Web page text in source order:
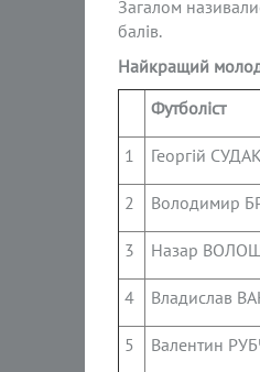
Загалом
балів.
Найкращий
Футболіст
1 Георгій
2 Володимир
3 Назар
4 Владислав
5 Валентин